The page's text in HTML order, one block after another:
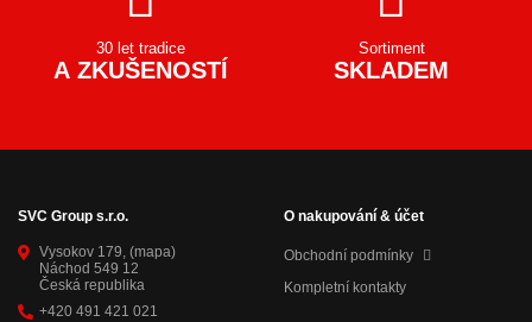
30 let tradice
A ZKUŠENOSTÍ
Sortiment
SKLADEM
SVC Group s.r.o.
Vysokov 179, (mapa)
Náchod 549 12
Česká republika
+420 491 421 021
O nakupování & účet
Obchodní podmínky
Kompletní kontakty